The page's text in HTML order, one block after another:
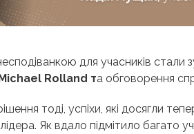
для учасників стали
Rolland та обговорення
тоді, успіхи, які досягли
Як вдало підмітило багато